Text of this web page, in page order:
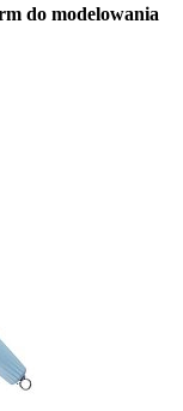
do modelowania